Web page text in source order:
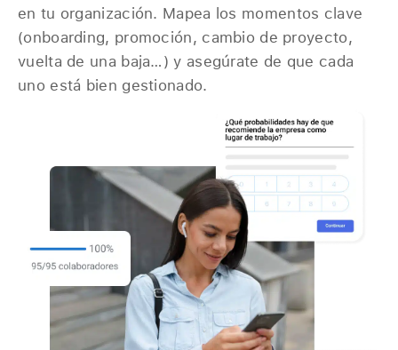
en tu organización. Mapea los momentos clave
(onboarding, promoción, cambio de proyecto,
vuelta de una baja…) y asegúrate de que cada
uno está bien gestionado.